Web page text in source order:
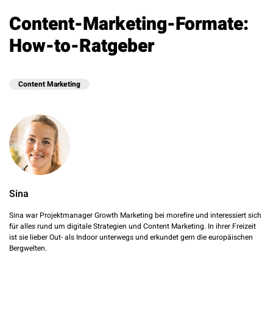
Content-Marketing-Formate:
How-to-Ratgeber
Content Marketing
Sina
Sina war Projektmanager Growth Marketing bei morefire und interessiert sich
für alles rund um digitale Strategien und Content Marketing. In ihrer Freizeit
ist sie lieber Out- als Indoor unterwegs und erkundet gern die europäischen
Bergwelten.